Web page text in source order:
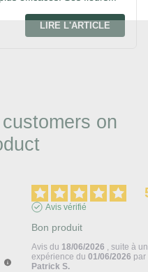
LIRE L'ARTICLE
on
Avis vérifié
Bon produit
Avis du 18/06/2026 , suite à
expérience du01/06/2026 par
Patrick S.